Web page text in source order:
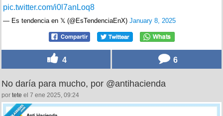
pic.twitter.com/i0l7anLoq8
— Es tendencia en 𝕏 (@EsTendenciaEnX) January 8, 2025
4 6
No daría para mucho, por @antihacienda
por tete el 7 ene 2025, 09:24